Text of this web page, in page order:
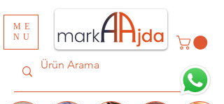
ME
NU